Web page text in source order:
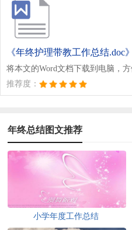
《年终护理带教工作总结.doc》
将本文的Word文档下载到电脑，
推荐度：
年终总结图文推荐
小学年度工作总结